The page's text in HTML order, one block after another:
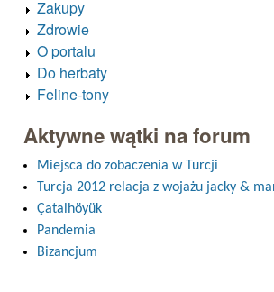
Zakupy
Zdrowie
O portalu
Do herbaty
Feline-tony
Aktywne wątki na forum
Miejsca do zobaczenia w Turcji
Turcja 2012 relacja z wojażu jacky &
Çatalhöyük
Pandemia
Bizancjum